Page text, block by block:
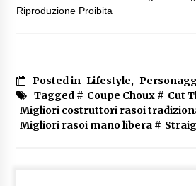
Riproduzione Proibita
Posted in Lifestyle,
Tagged # Coupe Choux# Cut
Migliori costruttori rasoi
Migliori rasoi mano libera#